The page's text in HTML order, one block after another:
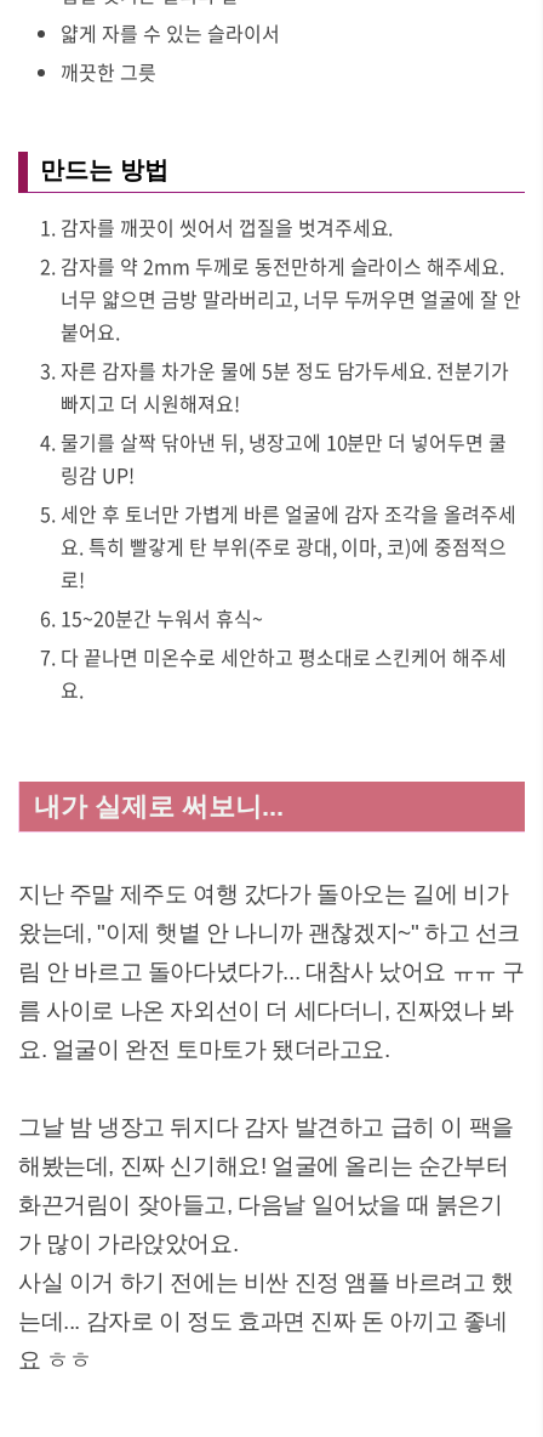
얇게 자를 수 있는 슬라이서
깨끗한 그릇
만드는 방법
감자를 깨끗이 씻어서 껍질을 벗겨주세요.
감자를 약 2mm 두께로 동전만하게 슬라이스 해주세요.
너무 얇으면 금방 말라버리고, 너무 두꺼우면 얼굴에 잘 안
붙어요.
자른 감자를 차가운 물에 5분 정도 담가두세요. 전분기가
빠지고 더 시원해져요!
물기를 살짝 닦아낸 뒤, 냉장고에 10분만 더 넣어두면 쿨
링감 UP!
세안 후 토너만 가볍게 바른 얼굴에 감자 조각을 올려주세
요. 특히 빨갛게 탄 부위(주로 광대, 이마, 코)에 중점적으
로!
15~20분간 누워서 휴식~
다 끝나면 미온수로 세안하고 평소대로 스킨케어 해주세
요.
내가 실제로 써보니...
지난 주말 제주도 여행 갔다가 돌아오는 길에 비가
왔는데, "이제 햇볕 안 나니까 괜찮겠지~" 하고 선크
림 안 바르고 돌아다녔다가... 대참사 났어요 ㅠㅠ 구
름 사이로 나온 자외선이 더 세다더니, 진짜였나 봐
요. 얼굴이 완전 토마토가 됐더라고요.
그날 밤 냉장고 뒤지다 감자 발견하고 급히 이 팩을
해봤는데, 진짜 신기해요! 얼굴에 올리는 순간부터
화끈거림이 잦아들고, 다음날 일어났을 때 붉은기
가 많이 가라앉았어요.
사실 이거 하기 전에는 비싼 진정 앰플 바르려고 했
는데... 감자로 이 정도 효과면 진짜 돈 아끼고 좋네
요 ㅎㅎ